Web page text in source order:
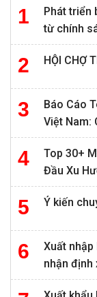
Phát triển
từ chính
HỘI CHỢ
Báo Cáo
Việt Nam:
Top 30+
Đầu Xu
Ý kiến
Xuất nhập
nhận định